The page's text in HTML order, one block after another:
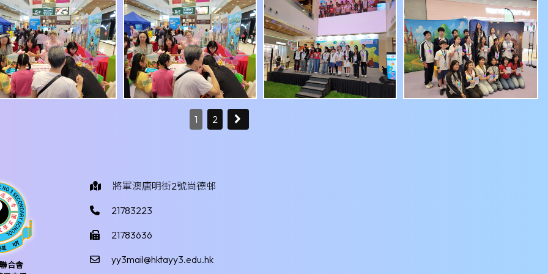
1 2
合會
將軍澳唐明街2號尚德邨
21783223
21783636
yy3mail@hktayy3.edu.hk